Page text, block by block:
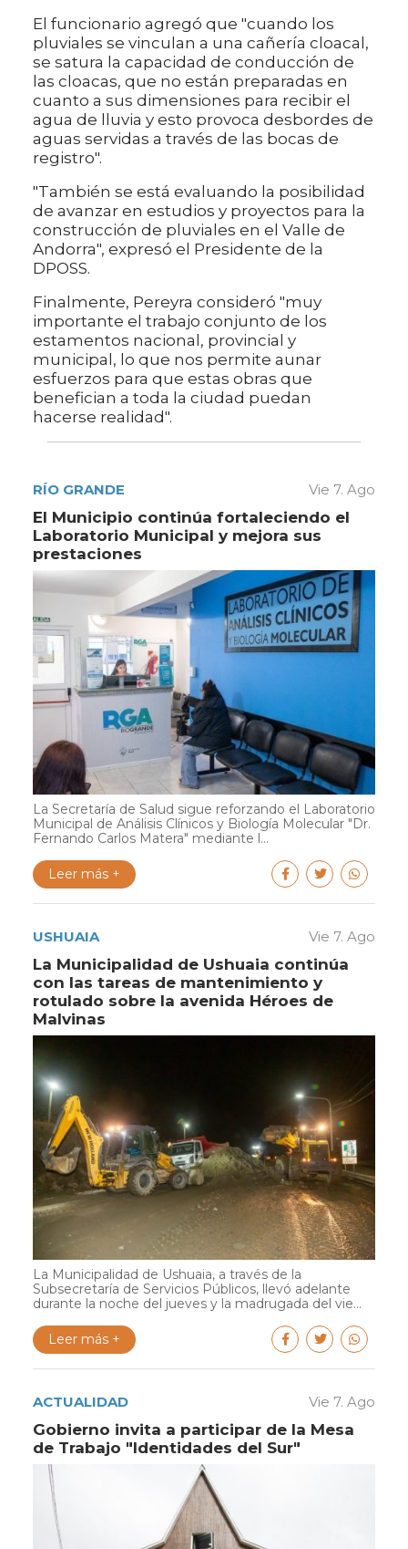
El funcionario agregó que "cuando los
pluviales se vinculan a una cañería cloacal,
se satura la capacidad de conducción de
las cloacas, que no están preparadas en
cuanto a sus dimensiones para recibir el
agua de lluvia y esto provoca desbordes de
aguas servidas a través de las bocas de
registro".
"También se está evaluando la posibilidad
de avanzar en estudios y proyectos para la
construcción de pluviales en el Valle de
Andorra", expresó el Presidente de la
DPOSS.
Finalmente, Pereyra consideró "muy
importante el trabajo conjunto de los
estamentos nacional, provincial y
municipal, lo que nos permite aunar
esfuerzos para que estas obras que
benefician a toda la ciudad puedan
hacerse realidad".
RÍO GRANDE Vie 7. Ago
El Municipio continúa fortaleciendo el
Laboratorio Municipal y mejora sus
prestaciones
La Secretaría de Salud sigue reforzando el Laboratorio
Municipal de Análisis Clínicos y Biología Molecular "Dr.
Fernando Carlos Matera" mediante l...
Leer más +
USHUAIA Vie 7. Ago
La Municipalidad de Ushuaia continúa
con las tareas de mantenimiento y
rotulado sobre la avenida Héroes de
Malvinas
La Municipalidad de Ushuaia, a través de la
Subsecretaría de Servicios Públicos, llevó adelante
durante la noche del jueves y la madrugada del vie...
Leer más +
ACTUALIDAD Vie 7. Ago
Gobierno invita a participar de la Mesa
de Trabajo "Identidades del Sur"